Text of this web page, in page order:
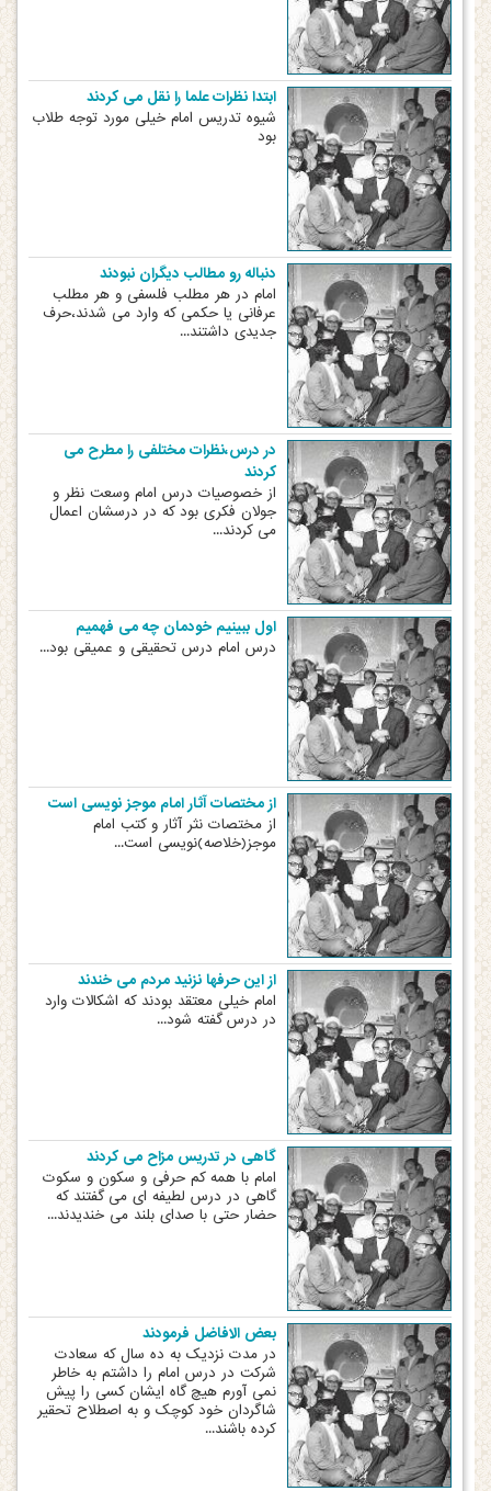
ابتدا نظرات علما را نقل می کردند
شیوه تدریس امام خیلی مورد توجه طلاب
بود
دنباله رو مطالب دیگران نبودند
امام در هر مطلب فلسفی و هر مطلب
عرفانی یا حکمی که وارد می شدند،حرف
جدیدی داشتند...
در درس،نظرات مختلفی را مطرح می
کردند
از خصوصیات درس امام وسعت نظر و
جولان فکری بود که در درسشان اعمال
می کردند...
اول ببینیم خودمان چه می فهمیم
درس امام درس تحقیقی و عمیقی بود...
از مختصات آثار امام موجز نویسی است
از مختصات نثر آثار و کتب امام
موجز(خلاصه)نویسی است...
از این حرفها نزنید مردم می خندند
امام خیلی معتقد بودند که اشکالات وارد
در درس گفته شود...
گاهی در تدریس مزاح می کردند
امام با همه کم حرفی و سکون و سکوت
گاهی در درس لطیفه ای می گفتند که
حضار حتی با صدای بلند می خندیدند...
بعض الافاضل فرمودند
در مدت نزدیک به ده سال که سعادت
شرکت در درس امام را داشتم به خاطر
نمی آورم هیچ گاه ایشان کسی را پیش
شاگردان خود کوچک و به اصطلاح تحقیر
کرده باشند...